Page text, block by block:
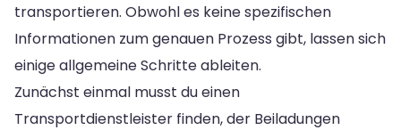
transportieren. Obwohl es keine spezifischen
Informationen zum genauen Prozess gibt, lassen sich
einige allgemeine Schritte ableiten.
Zunächst einmal musst du einen
Transportdienstleister finden, der Beiladungen